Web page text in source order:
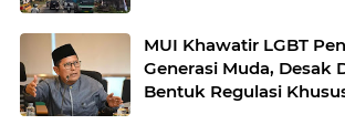
MUI Khawatir LGBT
Generasi Muda, Desak
Bentuk Regulasi